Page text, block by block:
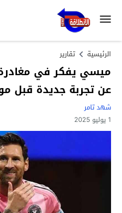
الرئيسية تقارير
ميسي يفكر في
عن تجربة جديدة قبل
شهد تامر
1 يوليو 2025